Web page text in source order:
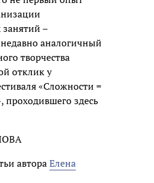
–
аналогичный
творчества
отклик у
«Сложности =
проходившего здесь
автораЕлена